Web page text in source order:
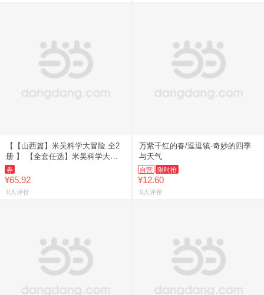
【【山西篇】米吴科学大冒险.全2
册 】 【全套任选】米吴科学大冒
险新书全套20册儿童科学漫画书四
川北京广东福建小学生6-
券
¥65.92
0人评价
万紫千红的春/逗逗镇·奇妙的四季
与天气
自营 限时抢
¥12.60
0人评价